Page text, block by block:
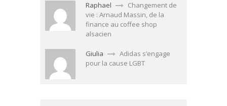
Raphael
Changement de
vie : Arnaud Massin, de la
finance au coffee shop
alsacien
Giulia
Adidas s’engage
pour la cause LGBT